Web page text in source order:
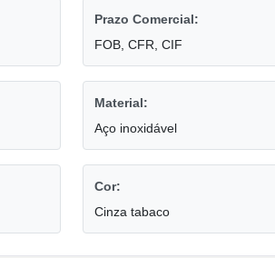
Prazo Comercial:
FOB, CFR, CIF
Material:
Aço inoxidável
Cor:
Cinza tabaco